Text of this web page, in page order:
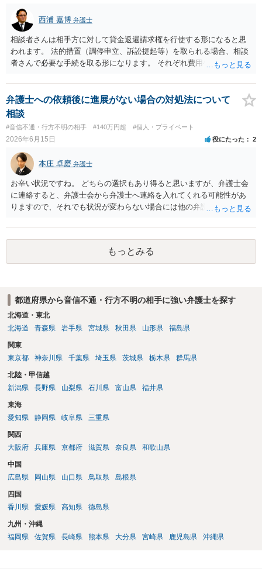
西浦 嘉博 弁護士
相談者さんは相手方に対して貸金返還請求権を行使する形になると思
われます。 法的措置（調停申立、訴訟提起等）を取られる場合、相談
者さんで必要な手続を取る形になります。 それぞれ費用や労力、時間
ば回収できないリスクがあることに留意ください。 一般民事となりま
すので、お住まいの地域の市役所での法律相談会の利用や、（資力要
件がありますが）法テラスでの相談を検討ください。
弁護士への依頼後に進展がない場合の対処法について
相談
#音信不通・行方不明の相手 #140万円超 #個人・プライベート
2026年6月15日 役にたった 2
本庄 卓磨 弁護士
お辛い状況ですね。 どちらの選択もあり得ると思いますが、弁護士会
に連絡すると、弁護士会から弁護士へ連絡を入れてくれる可能性があ
りますので、それでも状況が変わらない場合には他の弁護士を探すと
もっとみる
都道府県から音信不通・行方不明の相手に強い弁護士を探す
北海道・東北
北海道
青森県 岩手県 宮城県 秋田県 山形県 福島県
関東
東京都
神奈川県 千葉県 埼玉県 茨城県 栃木県 群馬県
北陸・甲信越
新潟県
長野県 山梨県 石川県 富山県 福井県
東海
愛知県
静岡県 岐阜県 三重県
関西
大阪府
兵庫県 京都府 滋賀県 奈良県 和歌山県
中国
広島県
岡山県 山口県 鳥取県 島根県
四国
香川県
愛媛県 高知県 徳島県
九州・沖縄
福岡県
佐賀県 長崎県 熊本県 大分県 宮崎県 鹿児島県 沖縄県